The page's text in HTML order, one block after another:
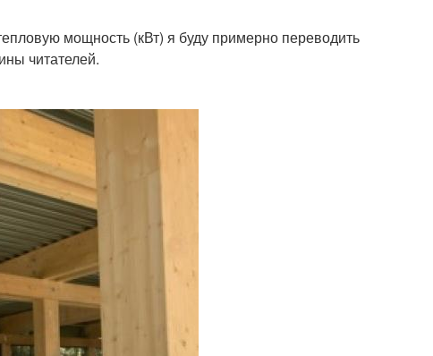
мощность (кВт) я буду примерно переводить
читателей.